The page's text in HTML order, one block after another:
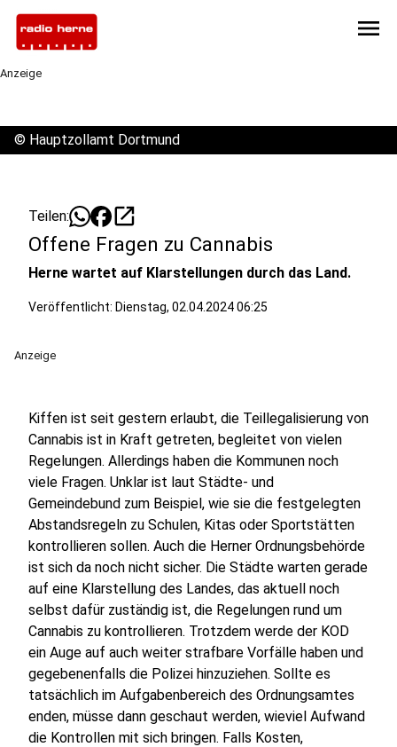
menu
Anzeige
© Hauptzollamt Dortmund
Teilen: open_in_new
Offene Fragen zu Cannabis
Herne wartet auf Klarstellungen durch das Land.
Veröffentlicht: Dienstag, 02.04.2024 06:25
Anzeige
Kiffen ist seit gestern erlaubt, die Teillegalisierung von
Cannabis ist in Kraft getreten, begleitet von vielen
Regelungen. Allerdings haben die Kommunen noch
viele Fragen. Unklar ist laut Städte- und
Gemeindebund zum Beispiel, wie sie die festgelegten
Abstandsregeln zu Schulen, Kitas oder Sportstätten
kontrollieren sollen. Auch die Herner Ordnungsbehörde
ist sich da noch nicht sicher. Die Städte warten gerade
auf eine Klarstellung des Landes, das aktuell noch
selbst dafür zuständig ist, die Regelungen rund um
Cannabis zu kontrollieren. Trotzdem werde der KOD
ein Auge auf auch weiter strafbare Vorfälle haben und
gegebenenfalls die Polizei hinzuziehen. Sollte es
tatsächlich im Aufgabenbereich des Ordnungsamtes
enden, müsse dann geschaut werden, wieviel Aufwand
die Kontrollen mit sich bringen. Falls Kosten,